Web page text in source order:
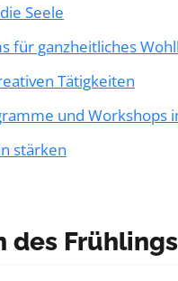
Seele
für ganzheitliches
Tätigkeiten
und Workshops
stärken
des